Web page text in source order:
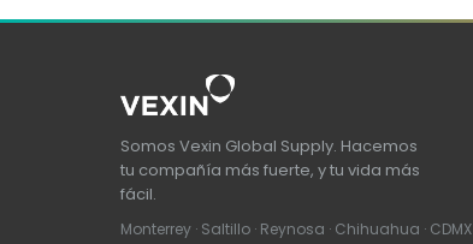
Somos Vexin Global Supply. Hacemos
tu compañía más fuerte, y tu vida más
fácil.
Monterrey · Saltillo · Reynosa · Chihuahua · CDMX